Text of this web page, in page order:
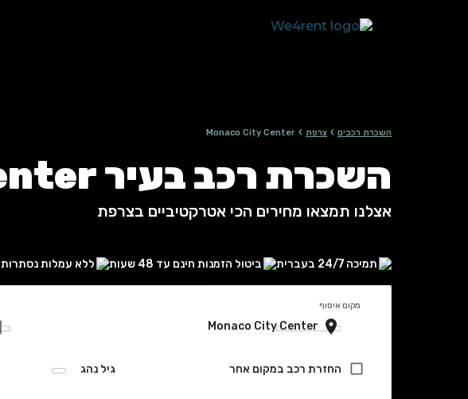
השכרת רכבים › צרפת ›
Monaco City Center
השכרת רכב בעיר Monaco City Center, צרפת
אצלנו תמצאו מחירים הכי אטרקטיביים בצרפת
תמיכה 24/7 בעברית ביטול הזמנות חינם עד 48 שעות ללא עמלות נסתרות
מקום איסוף
החזרת רכב במקום אחר גיל נהג